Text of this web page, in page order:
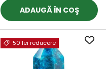
pozitivaADAUGĂ ÎN COŞ
50 lei reducere